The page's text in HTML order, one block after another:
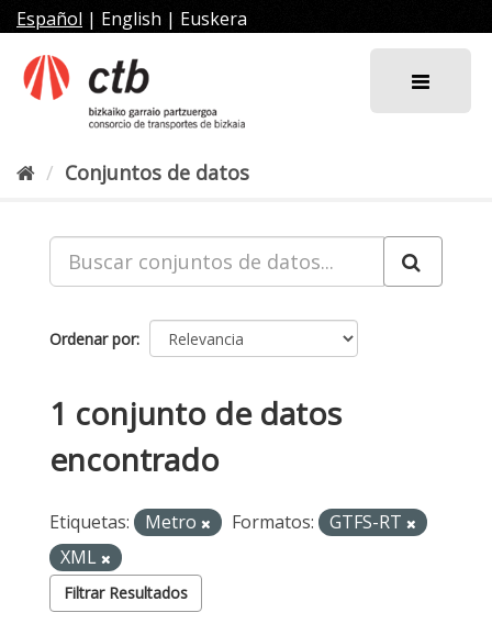
al
contenido
Español | English | Euskera
Conjuntos de datos
Ordenar por
1 conjunto de datos
encontrado
Etiquetas: Metro Formatos:
GTFS-RT
XML
Filtrar Resultados